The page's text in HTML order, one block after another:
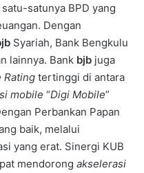
satunya BPD yang
Dengan
Syariah, Bank Bengkulu
lainnya. Bank bjb juga
Rating tertinggi di antara
mobile “Digi Mobile”
Perbankan Papan
baik, melalui
yang erat. Sinergi KUB
mendorong akselerasi